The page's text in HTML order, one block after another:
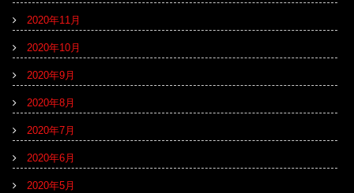
2020年11月
2020年10月
2020年9月
2020年8月
2020年7月
2020年6月
2020年5月